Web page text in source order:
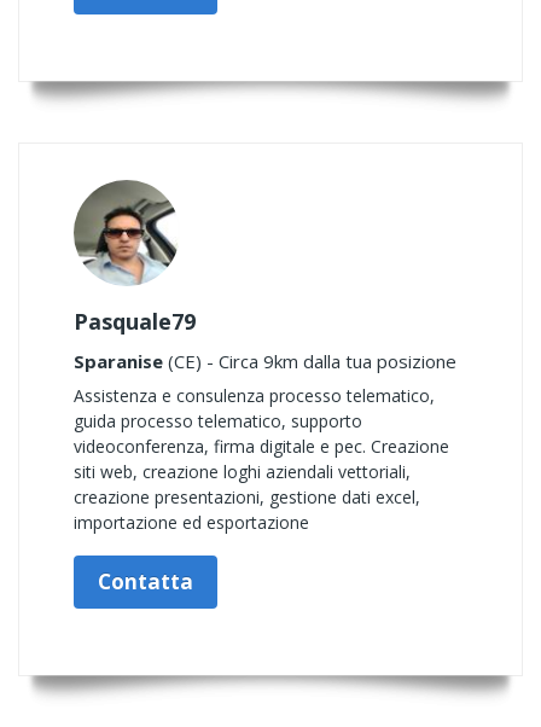
Pasquale79
Sparanise (CE) - Circa 9km dalla tua posizione
Assistenza e consulenza processo telematico,
guida processo telematico, supporto
videoconferenza, firma digitale e pec. Creazione
siti web, creazione loghi aziendali vettoriali,
creazione presentazioni, gestione dati excel,
importazione ed esportazione
Contatta